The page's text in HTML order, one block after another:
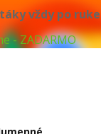
vždy po ruke
- ZADARMO